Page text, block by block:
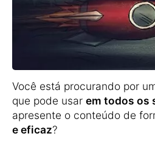
Você está procurando por
que pode usar em todos os
apresente o conteúdo de
e eficaz?